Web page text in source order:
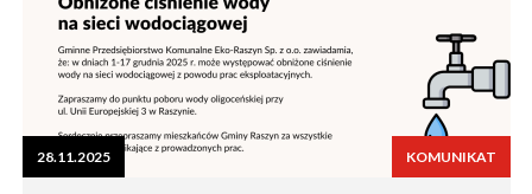
28.11.2025 KOMUNIKAT